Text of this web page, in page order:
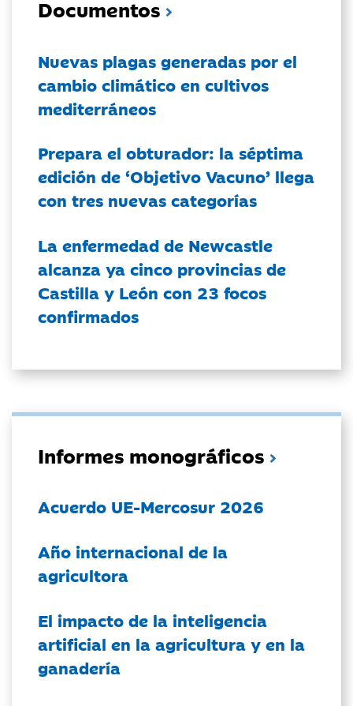
Documentos
Nuevas plagas generadas por el
cambio climático en cultivos
mediterráneos
Prepara el obturador: la séptima
edición de ‘Objetivo Vacuno’ llega
con tres nuevas categorías
La enfermedad de Newcastle
alcanza ya cinco provincias de
Castilla y León con 23 focos
confirmados
Informes monográficos
Acuerdo UE-Mercosur 2026
Año internacional de la
agricultora
El impacto de la inteligencia
artificial en la agricultura y en la
ganadería